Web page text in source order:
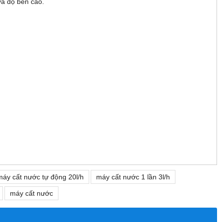
cất nước tự động 20l/h máy cất nước 1 lần 3l/h
máy cất nước